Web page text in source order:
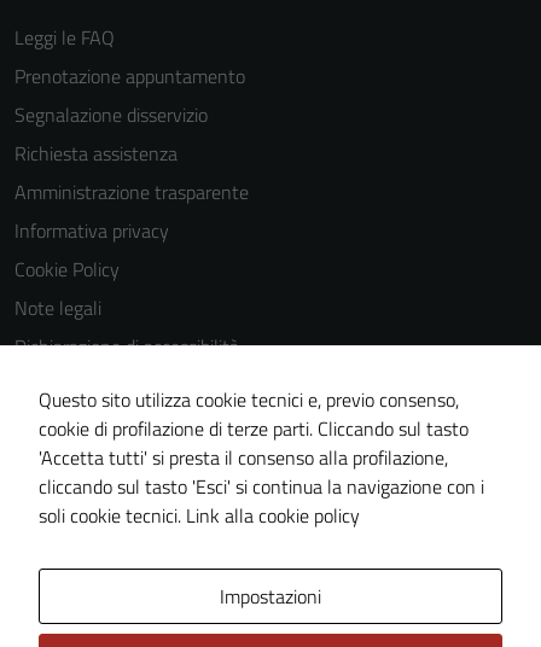
Leggi le FAQ
Prenotazione appuntamento
Segnalazione disservizio
Richiesta assistenza
Amministrazione trasparente
Informativa privacy
Cookie Policy
Note legali
Dichiarazione di accessibilità
Dichiarazione di accessibilità Servizi
Whistleblowing
Piano di miglioramento del sito
Area riservata
Questo sito utilizza cookie tecnici e, previo consenso,
cookie di profilazione di terze parti. Cliccando sul tasto
'Accetta tutti' si presta il consenso alla profilazione,
cliccando sul tasto 'Esci' si continua la navigazione con i
soli cookie tecnici. Link alla cookie policy
Impostazioni